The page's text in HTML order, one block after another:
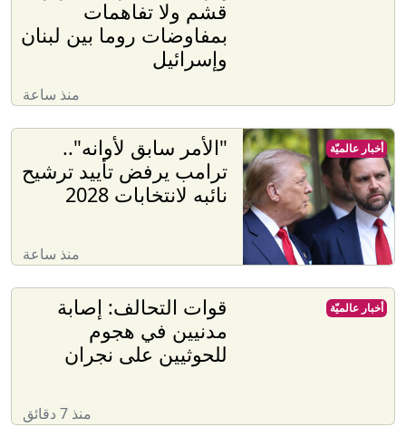
قشم ولا تفاهمات
بمفاوضات روما بين لبنان
وإسرائيل
منذ ساعة
"الأمر سابق لأوانه"..
ترامب يرفض تأييد ترشيح
نائبه لانتخابات 2028
منذ ساعة
أخبار عالميّة
قوات التحالف: إصابة
مدنيين في هجوم
للحوثيين على نجران
منذ 7 دقائق
أخبار عالميّة